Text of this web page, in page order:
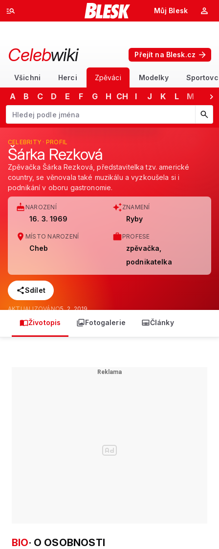
Můj Blesk
Celebwiki Přejít na Blesk.cz
Všichni Herci Zpěváci Modelky
A B C D E F G H CH I J K L M
Začněte psát jméno. Šipkami dolů a nahoru procházejte návrhy,
CELEBRITY · PROFIL
Šárka Rezková
Zpěvačka Šárka Rezková, představitelka tzv. americké
country, se věnovala také muzikálu a vyzkoušela si i
podnikání v oboru gastronomie.
NAROZENÍ
16. 3. 1969
ZNAMENÍ
Ryby
MÍSTO NAROZENÍ
Cheb
PROFESE
zpěvačka,
podnikatelka
Sdílet
AKTUALIZOVÁNO5. 2. 2019
Životopis Fotogalerie Články
BIO· O OSOBNOSTI